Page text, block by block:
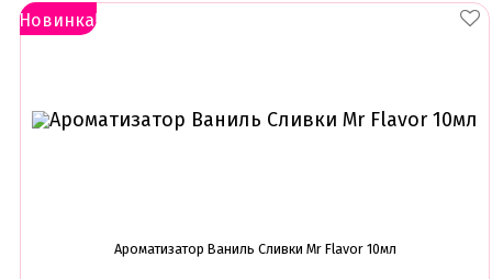
Новинка!
Ароматизатор Ваниль Сливки Mr Flavor 10мл